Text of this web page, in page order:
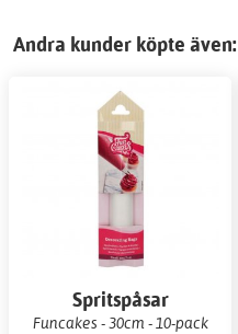
Andra kunder köpte även:
Spritspåsar
Funcakes - 30cm - 10-pack